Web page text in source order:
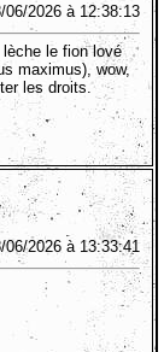
06/2026 à 12:38:13
le fion lové
maximus), wow,
les droits.
06/2026 à 13:33:41